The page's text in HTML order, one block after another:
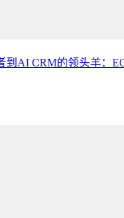
到AI CRM的领头羊：